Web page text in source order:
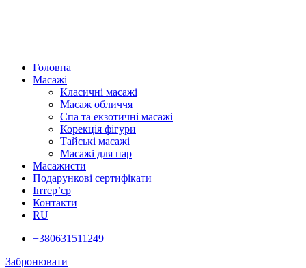
Головна
Масажі
Класичні масажі
Масаж обличчя
Спа та екзотичні масажі
Корекція фігури
Тайські масажі
Масажі для пар
Масажисти
Подарункові сертифікати
Інтер’єр
Контакти
RU
+380631511249
Забронювати